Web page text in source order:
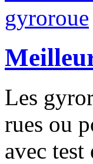
Les
rues ou
avec